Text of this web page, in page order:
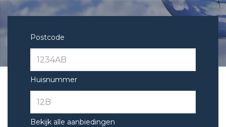
Postcode
Huisnummer
Bekijk alle aanbiedingen